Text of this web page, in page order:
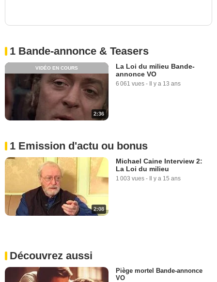
1 Bande-annonce & Teasers
2:36
VIDÉO EN COURS
La Loi du milieu Bande-
annonce VO
6 061 vues - Il y a 13 ans
1 Emission d'actu ou bonus
2:08
Michael Caine Interview 2:
La Loi du milieu
1 003 vues - Il y a 15 ans
Découvrez aussi
Piège mortel Bande-annonce
VO